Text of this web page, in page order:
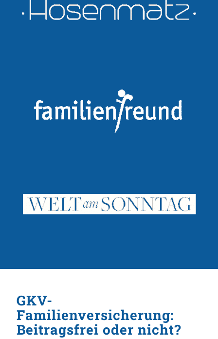
GKV-
Familienversicherung:
Beitragsfrei oder nicht?